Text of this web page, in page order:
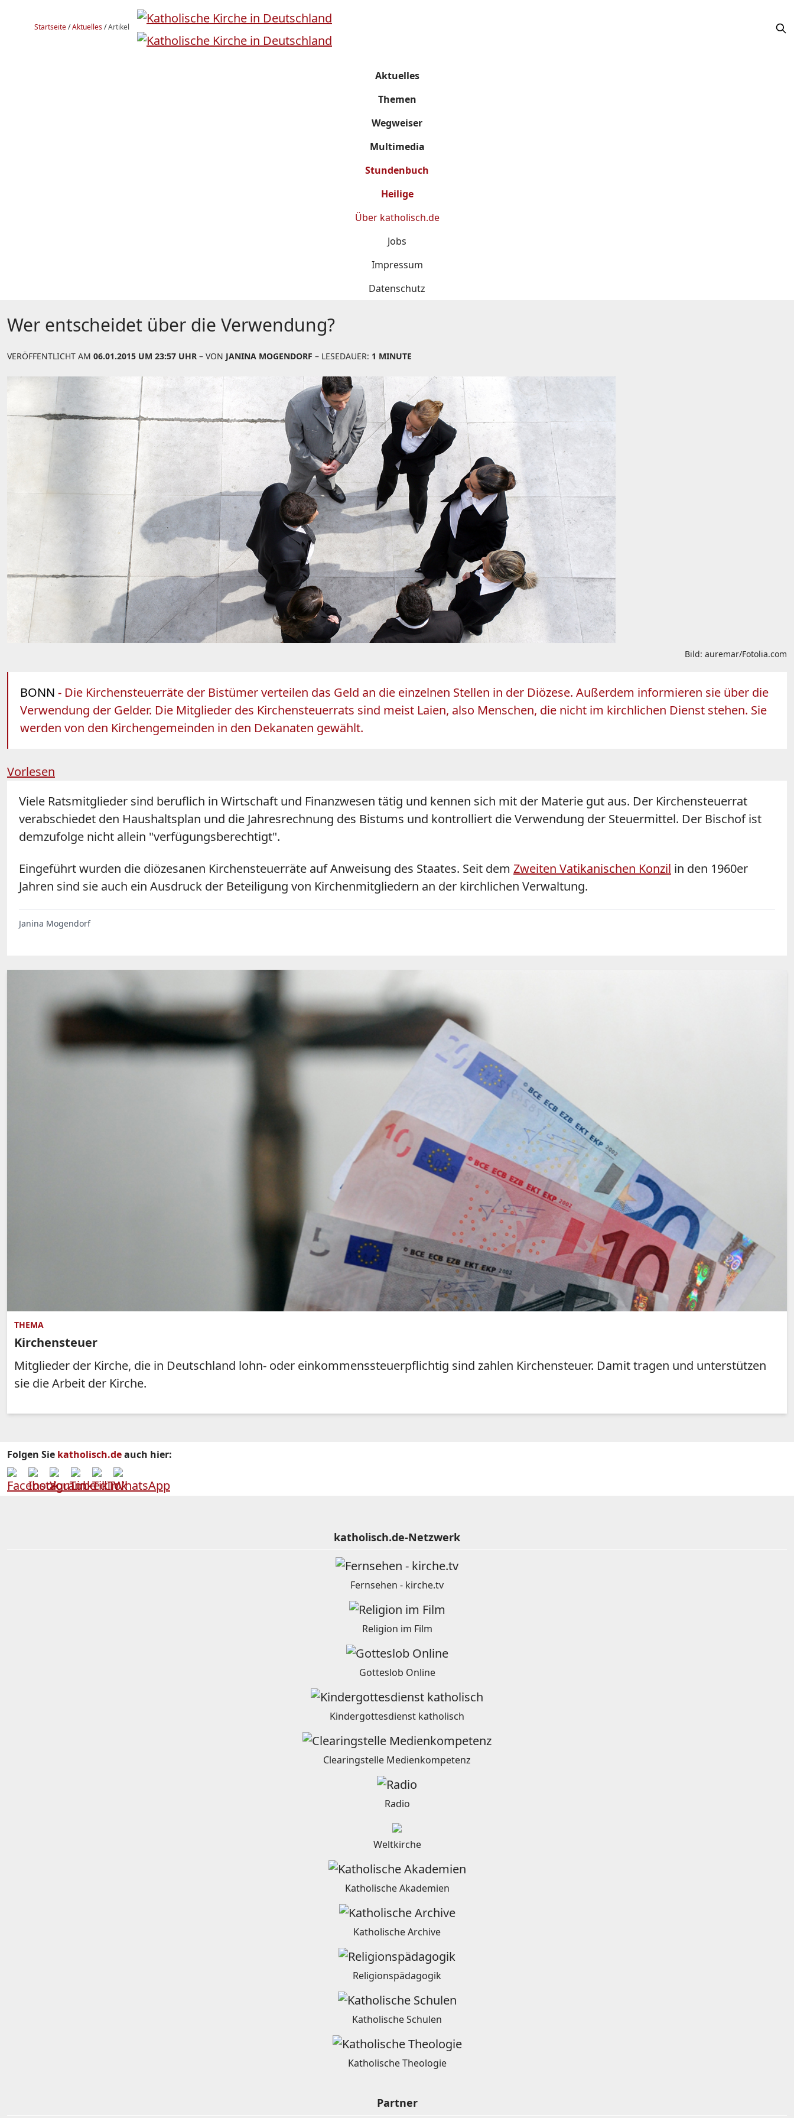
Startseite/Aktuelles/Artikel
Aktuelles
Themen
Wegweiser
Multimedia
Stundenbuch
Heilige
Über katholisch.de
Jobs
Impressum
Datenschutz
Wer entscheidet über die Verwendung?
VERÖFFENTLICHT AM 06.01.2015 UM 23:57 UHR – VON JANINA MOGENDORF – LESEDAUER: 1 MINUTE
Bild: auremar/Fotolia.com
BONN - Die Kirchensteuerräte der Bistümer verteilen das Geld an die einzelnen Stellen in der Diözese. Außerdem informieren sie über die
Verwendung der Gelder. Die Mitglieder des Kirchensteuerrats sind meist Laien, also Menschen, die nicht im kirchlichen Dienst stehen. Sie
werden von den Kirchengemeinden in den Dekanaten gewählt.
Vorlesen
Viele Ratsmitglieder sind beruflich in Wirtschaft und Finanzwesen tätig und kennen sich mit der Materie gut aus. Der Kirchensteuerrat
verabschiedet den Haushaltsplan und die Jahresrechnung des Bistums und kontrolliert die Verwendung der Steuermittel. Der Bischof ist
demzufolge nicht allein "verfügungsberechtigt".
Eingeführt wurden die diözesanen Kirchensteuerräte auf Anweisung des Staates. Seit dem Zweiten Vatikanischen Konzil in den 1960er
Jahren sind sie auch ein Ausdruck der Beteiligung von Kirchenmitgliedern an der kirchlichen Verwaltung.
Janina Mogendorf
THEMA
Kirchensteuer
Mitglieder der Kirche, die in Deutschland lohn- oder einkommenssteuerpflichtig sind zahlen Kirchensteuer. Damit tragen und unterstützen
sie die Arbeit der Kirche.
Folgen Sie katholisch.deauch hier:
katholisch.de-Netzwerk
Fernsehen - kirche.tv
Religion im Film
Gotteslob Online
Kindergottesdienst katholisch
Clearingstelle Medienkompetenz
Radio
Weltkirche
Katholische Akademien
Katholische Archive
Religionspädagogik
Katholische Schulen
Katholische Theologie
Partner